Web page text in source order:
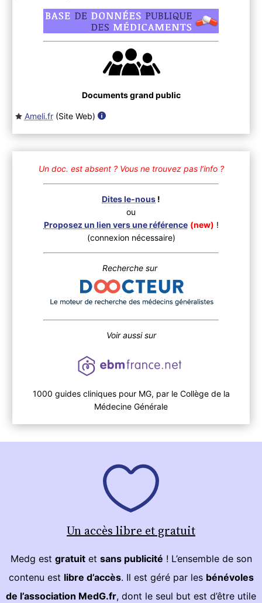
Documents grand public
Ameli.fr(Site Web)
Un doc. est absent ? Vous ne trouvez pas l’info ?
Dites le-nous !
ou
Proposez un lien vers une référence (new) !
(connexion nécessaire)
Recherche sur
Voir aussi sur
1000 guides cliniques pour MG, par le Collège de la
Médecine Générale
Un accès libre et gratuit
Medg est gratuitet sans publicité ! L’ensemble de son
contenu est libre d’accès. Il est géré par les bénévoles
de l’association MedG.fr, dont le seul but est d’être utile